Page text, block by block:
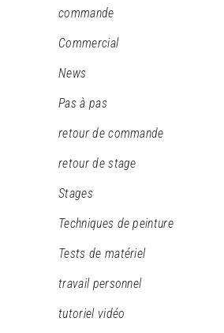
commande
Commercial
News
Pas à pas
retour de commande
retour de stage
Stages
Techniques de peinture
Tests de matériel
travail personnel
tutoriel vidéo